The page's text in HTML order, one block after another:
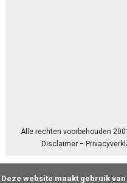
Alle rechten voorbehouden
Disclaimer −
Deze website maakt gebruik